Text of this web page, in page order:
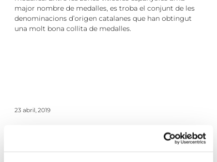
major nombre de medalles, es troba el conjunt de les
denominacions d’origen catalanes que han obtingut
una molt bona collita de medalles.
23 abril, 2019